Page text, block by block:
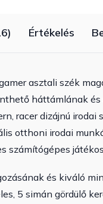
Értékelés
asztali szék
háttámlának
racer dizájnú
otthoni irodai
számítógépes
és kiváló
5 simán gördülő